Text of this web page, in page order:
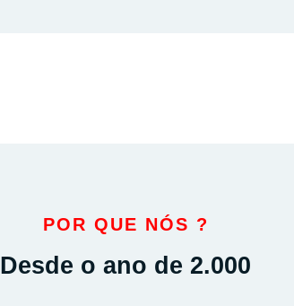
POR QUE NÓS ?
Desde o ano de 2.000